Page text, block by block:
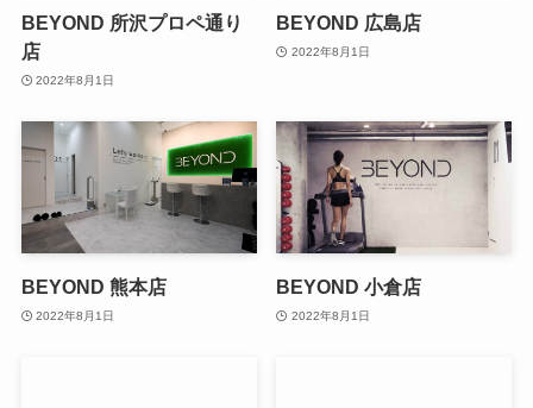
BEYOND 所沢プロペ通り
店
2022年8月1日
BEYOND 広島店
2022年8月1日
BEYOND 熊本店
2022年8月1日
BEYOND 小倉店
2022年8月1日